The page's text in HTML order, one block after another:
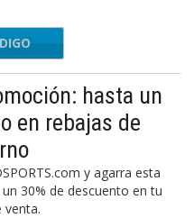
EXTRA20
hasta un
en rebajas de
y agarra esta
30% de descuento en tu
venta.